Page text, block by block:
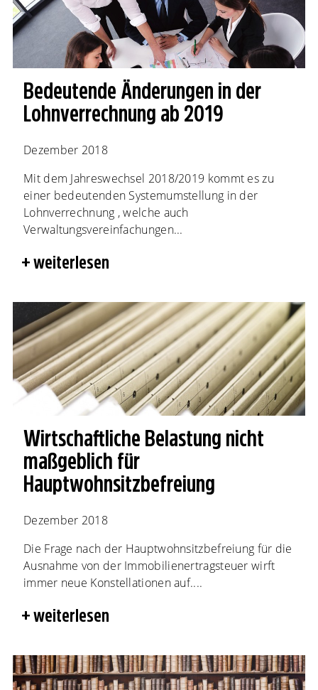
Bedeutende Änderungen in der
Lohnverrechnung ab 2019
Dezember 2018
Mit dem Jahreswechsel 2018/2019 kommt es zu
einer bedeutenden Systemumstellung in der
Lohnverrechnung , welche auch
Verwaltungsvereinfachungen...
weiterlesen
Wirtschaftliche Belastung nicht
maßgeblich für
Hauptwohnsitzbefreiung
Dezember 2018
Die Frage nach der Hauptwohnsitzbefreiung für die
Ausnahme von der Immobilienertragsteuer wirft
immer neue Konstellationen auf....
weiterlesen